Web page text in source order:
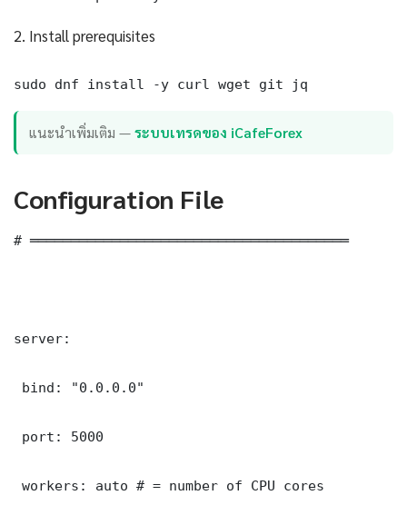
2. Install prerequisites
sudo dnf install -y curl wget git jq
แนะนำเพิ่มเติม —ระบบเทรดของ iCafeForex
Configuration File
# ═══════════════════════════════════════
server:
bind: "0.0.0.0"
port: 5000
workers: auto # = number of CPU cores